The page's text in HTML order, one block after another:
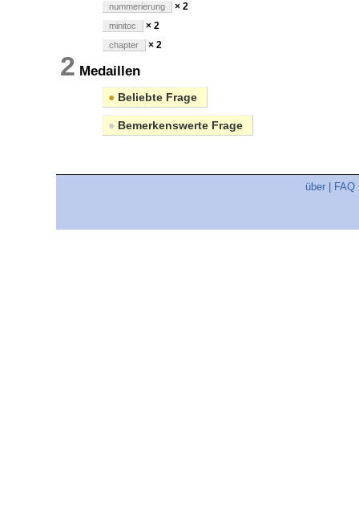
nummerierung × 2
minitoc × 2
chapter × 2
2 Medaillen
● Beliebte Frage
● Bemerkenswerte Frage
über FAQ